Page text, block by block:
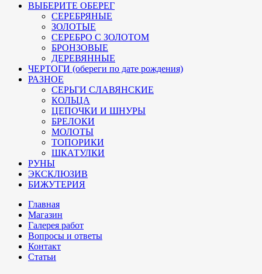
ВЫБЕРИТЕ ОБЕРЕГ
СЕРЕБРЯНЫЕ
ЗОЛОТЫЕ
СЕРЕБРО С ЗОЛОТОМ
БРОНЗОВЫЕ
ДЕРЕВЯННЫЕ
ЧЕРТОГИ (обереги по дате рождения)
РАЗНОЕ
СЕРЬГИ СЛАВЯНСКИЕ
КОЛЬЦА
ЦЕПОЧКИ И ШНУРЫ
БРЕЛОКИ
МОЛОТЫ
ТОПОРИКИ
ШКАТУЛКИ
РУНЫ
ЭКСКЛЮЗИВ
БИЖУТЕРИЯ
Главная
Магазин
Галерея работ
Вопросы и ответы
Контакт
Статьи